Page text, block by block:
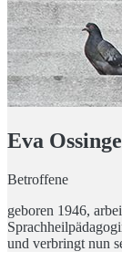
Eva
Betroffene
geboren 1946,
und verbringt nun